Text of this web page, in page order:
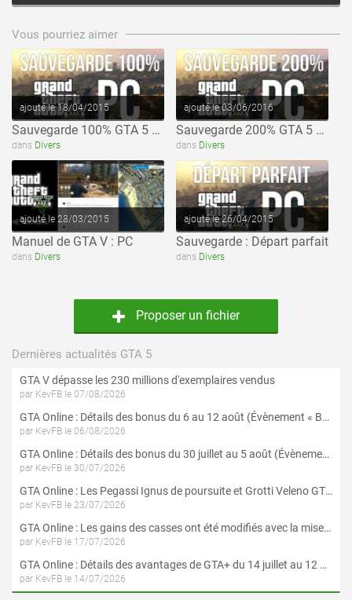
Vous pourriez aimer
ajouté le 18/04/2015
Sauvegarde 100% GTA 5 PC
dans Divers
ajouté le 03/06/2016
Sauvegarde 200% GTA 5 PC
dans Divers
voir ce fichier
ajouté le 28/03/2015
Manuel de GTA V : PC
dans Divers
voir ce fichier
ajouté le 26/04/2015
Sauvegarde : Départ parfait
dans Divers
Proposer un fichier
Dernières actualités GTA 5
GTA V dépasse les 230 millions d'exemplaires vendus
par KevFB le 07/08/2026
GTA Online : Détails des bonus du 6 au 12 août (Évènement « Braquages de l'été » - Suite et fin)
par KevFB le 06/08/2026
GTA Online : Détails des bonus du 30 juillet au 5 août (Évènement « Braquages d'été »)
par KevFB le 30/07/2026
GTA Online : Les Pegassi Ignus de poursuite et Grotti Veleno GT sont maintenant disponibles
par KevFB le 23/07/2026
GTA Online : Les gains des casses ont été modifiés avec la mise à jour « Le Braquage du Kortz Center »
par KevFB le 17/07/2026
GTA Online : Détails des avantages de GTA+ du 14 juillet au 12 août
par KevFB le 14/07/2026